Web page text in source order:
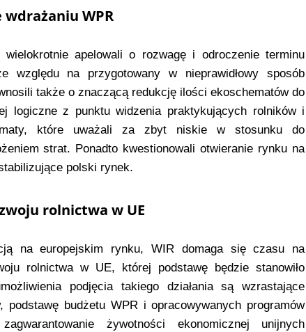
wdrażaniu WPR
wielokrotnie apelowali o rozwagę i odroczenie terminu
względu na przygotowany w nieprawidłowy sposób
także o znaczącą redukcję ilości ekoschematów do
logiczne z punktu widzenia praktykujących rolników i
które uważali za zbyt niskie w stosunku do
strat. Ponadto kwestionowali otwieranie rynku na
polski rynek.
rolnictwa w UE
na europejskim rynku, WIR domaga się czasu na
rolnictwa w UE, której podstawę będzie stanowiło
podjęcia takiego działania są wzrastające
podstawę budżetu WPR i opracowywanych programów
żywotności ekonomicznej unijnych